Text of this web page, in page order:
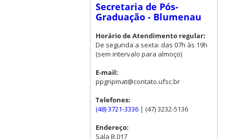
Secretaria de Pós-
Graduação - Blumenau
Horário de Atendimento regular:
De segunda a sexta: das 07h às 19h
(sem intervalo para almoço)
E-mail:
ppgnpmat@contato.ufsc.br
Telefones:
(48) 3721-3336| (47) 3232-5136
Endereço:
Sala B.017